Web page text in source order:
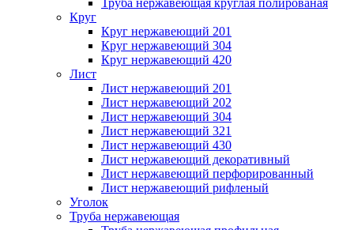
Труба нержавеющая круглая полированая
Круг
Круг нержавеющий 201
Круг нержавеющий 304
Круг нержавеющий 420
Лист
Лист нержавеющий 201
Лист нержавеющий 202
Лист нержавеющий 304
Лист нержавеющий 321
Лист нержавеющий 430
Лист нержавеющий декоративный
Лист нержавеющий перфорированный
Лист нержавеющий рифленый
Уголок
Труба нержавеющая